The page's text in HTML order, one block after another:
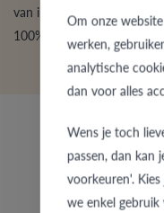
van innovatieve
100% Belgisch en écht
Om onze
werken,
analytische
dan voor alles
Wens je toch
passen, dan kan
voorkeuren'.
we enkel